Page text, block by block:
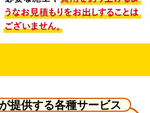
提供する各種サービス